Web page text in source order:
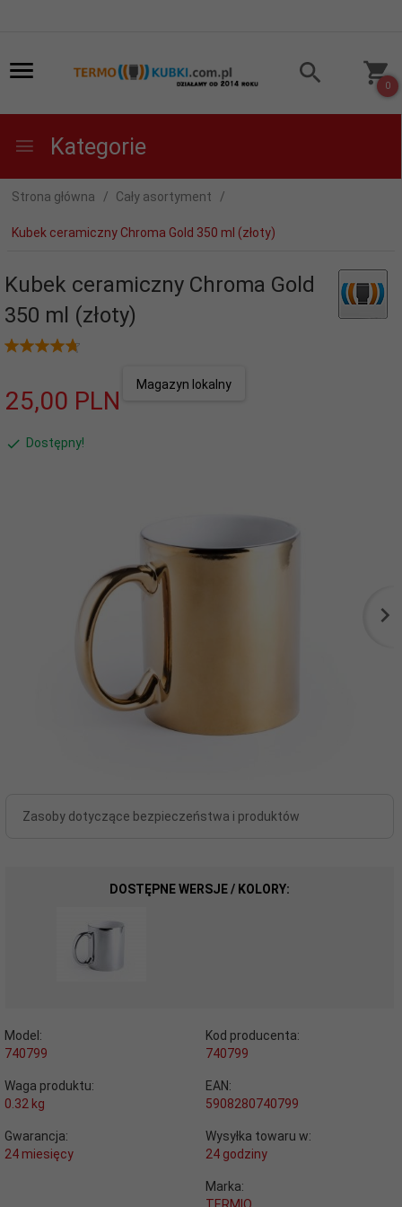
0
Kategorie
Strona główna Cały asortyment
Kubek ceramiczny Chroma Gold 350 ml (złoty)
Kubek ceramiczny Chroma Gold
350 ml (złoty)
25,00 PLN
Magazyn lokalny
Dostępny!
Zasoby dotyczące bezpieczeństwa i produktów
DOSTĘPNE WERSJE / KOLORY:
Model:
740799
Kod producenta:
740799
Waga produktu:
0.32 kg
EAN:
5908280740799
Gwarancja:
24 miesięcy
Wysyłka towaru w:
24 godziny
Marka:
TERMIO